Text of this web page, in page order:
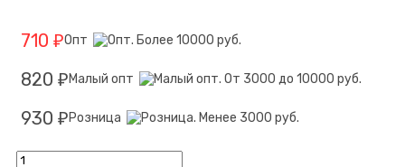
710 ₽Опт
820 ₽ Малый опт
930 ₽ Розница